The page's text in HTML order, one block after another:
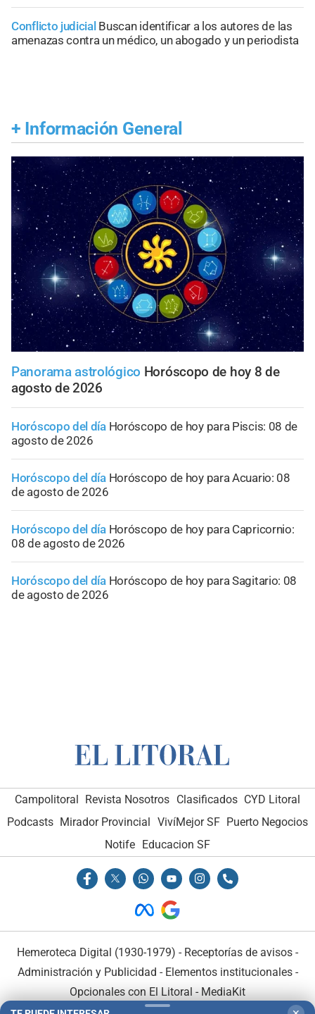
Conflicto judicial Buscan identificar a los autores de las
amenazas contra un médico, un abogado y un periodista
+ Información General
Panorama astrológico Horóscopo de hoy 8 de
agosto de 2026
Horóscopo del día Horóscopo de hoy para Piscis: 08 de
agosto de 2026
Horóscopo del día Horóscopo de hoy para Acuario: 08
de agosto de 2026
Horóscopo del día Horóscopo de hoy para Capricornio:
08 de agosto de 2026
Horóscopo del día Horóscopo de hoy para Sagitario: 08
de agosto de 2026
Campolitoral Revista Nosotros Clasificados CYD Litoral
Podcasts Mirador Provincial VivíMejor SF Puerto Negocios
Notife Educacion SF
Hemeroteca Digital (1930-1979) - Receptorías de avisos -
Administración y Publicidad - Elementos institucionales-
Opcionales con El Litoral - MediaKit